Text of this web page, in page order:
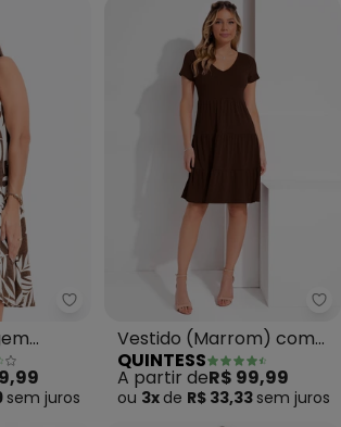
Quintess - Vestido (Folhagem
sem juros
Vestido (Marrom) com
Camadas
QUINTESS
A partir deR$ 99,99
ou 3x de R$ 33,33 sem juros